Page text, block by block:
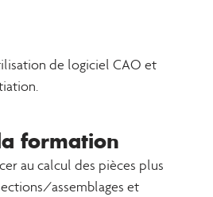
de logiciel CAO et
formation
au calcul des pièces plus
assemblages et